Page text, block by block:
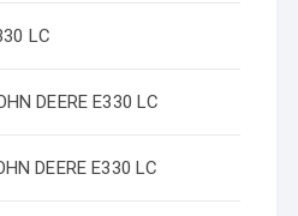
LC
DEERE Е330 LC
DEERE Е330 LC